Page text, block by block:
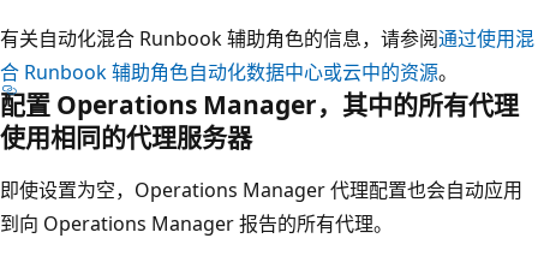
有关自动化混合 Runbook 辅助角色的信息，请参阅通过使用混
合 Runbook 辅助角色自动化数据中心或云中的资源。
配置 Operations Manager，其中的所有代理
使用相同的代理服务器
即使设置为空，Operations Manager 代理配置也会自动应用
到向 Operations Manager 报告的所有代理。